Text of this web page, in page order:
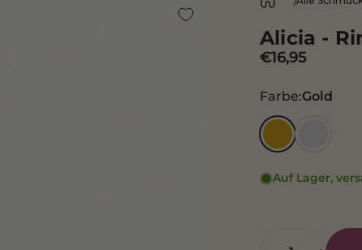
Alicia -
€16,95
Farbe
Farbe:Gold
Gold
Auf Lager,